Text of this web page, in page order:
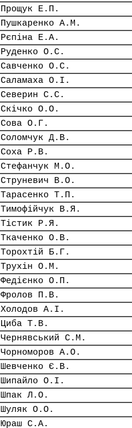
Прощук Е.П.
Пушкаренко А.М.
Рєпіна Е.А.
Руденко О.С.
Савченко О.С.
Саламаха О.І.
Северин С.С.
Скічко О.О.
Сова О.Г.
Соломчук Д.В.
Соха Р.В.
Стефанчук М.О.
Струневич В.О.
Тарасенко Т.П.
Тимофійчук В.Я.
Тістик Р.Я.
Ткаченко О.В.
Торохтій Б.Г.
Трухін О.М.
Федієнко О.П.
Фролов П.В.
Холодов А.І.
Циба Т.В.
Чернявський С.М.
Чорноморов А.О.
Шевченко Є.В.
Шипайло О.І.
Шпак Л.О.
Шуляк О.О.
Юраш С.А.